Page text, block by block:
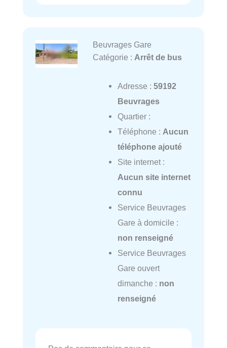
Beuvrages Gare
Catégorie : Arrêt de bus
Adresse : 59192
Beuvrages
Quartier :
Téléphone : Aucun
téléphone ajouté
Site internet :
Aucun site internet
connu
Service Beuvrages
Gare à domicile :
non renseigné
Service Beuvrages
Gare ouvert
dimanche : non
renseigné